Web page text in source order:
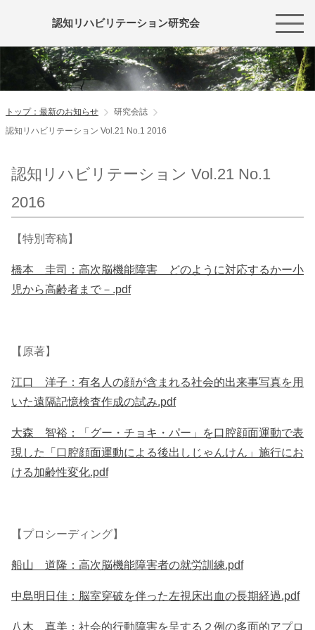
認知リハビリテーション研究会
トップ：最新のお知らせ
研究会誌
認知リハビリテーション Vol.21 No.1 2016
認知リハビリテーション Vol.21 No.1
2016
【特別寄稿】
橋本 圭司：高次脳機能障害 どのように対応するかー小
児から高齢者まで－.pdf
【原著】
江口 洋子：有名人の顔が含まれる社会的出来事写真を用
いた遠隔記憶検査作成の試み.pdf
大森 智裕：「グー・チョキ・パー」を口腔顔面運動で表
現した「口腔顔面運動による後出しじゃんけん」施行にお
ける加齢性変化.pdf
【プロシーディング】
船山 道隆：高次脳機能障害者の就労訓練.pdf
中島明日佳：脳室穿破を伴った左視床出血の長期経過.pdf
八木 真美：社会的行動障害を呈する２例の多面的アプロ